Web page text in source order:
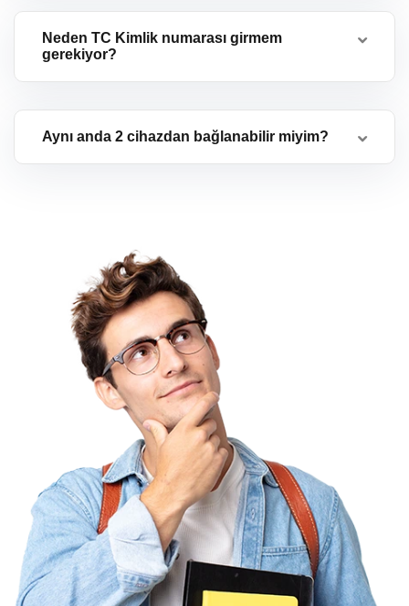
Neden TC Kimlik numarası girmem
gerekiyor?
Aynı anda 2 cihazdan bağlanabilir miyim?